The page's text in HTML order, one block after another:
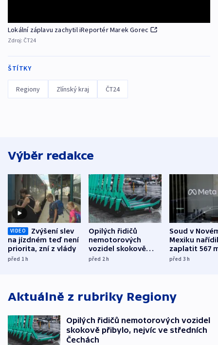
Lokální záplavu zachytil iReportér Marek Gorec
Zdroj: ČT24
ŠTÍTKY
Regiony Zlínský kraj ČT24
Výběr redakce
VIDEO
Zvýšení slev
na jízdném teď není
priorita, zní z vlády
před 1h
Opilých řidičů
nemotorových
vozidel skokově
přibylo, nejvíc ve
před 2h
Soud v
Mexiku
zaplatit 567
dolarů kvůli
před 3h
Aktuálně z rubriky Regiony
Opilých řidičů nemotorových vozidel
skokově přibylo, nejvíc ve středních
Čechách